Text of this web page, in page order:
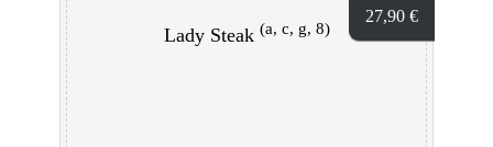
27,90 €
Lady Steak (a, c, g, 8)